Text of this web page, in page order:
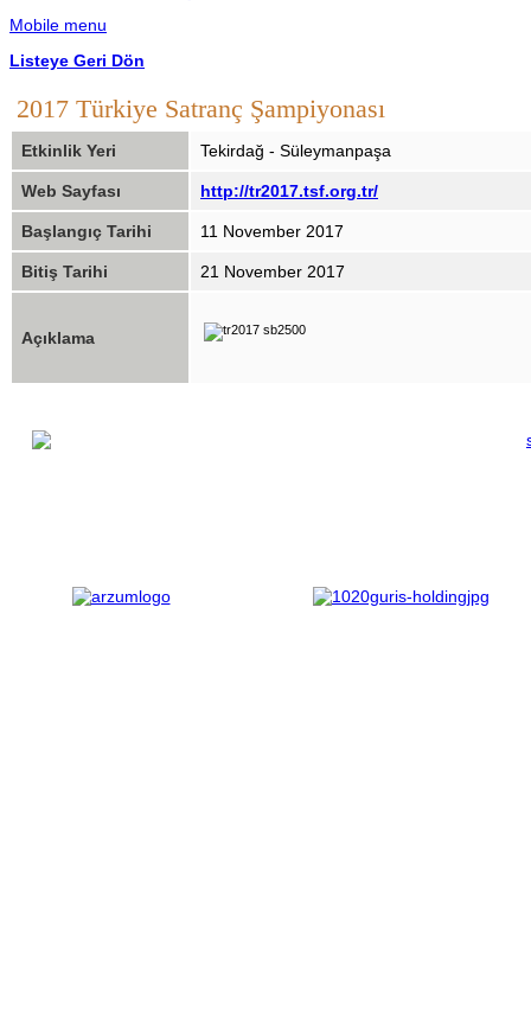
Mobile menu
Listeye Geri Dön
2017 Türkiye Satranç Şampiyonası
Etkinlik Yeri Tekirdağ - Süleymanpaşa
Web Sayfası http://tr2017.tsf.org.tr/
Başlangıç Tarihi 11 November 2017
Bitiş Tarihi 21 November 2017
Açıklama